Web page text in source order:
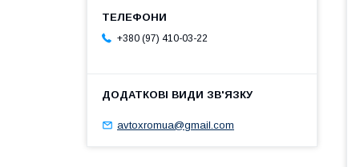
+380 (97) 410-03-22
avtoxromua@gmail.com